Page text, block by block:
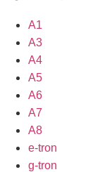
A1
A3
A4
A5
A6
A7
A8
e-tron
g-tron